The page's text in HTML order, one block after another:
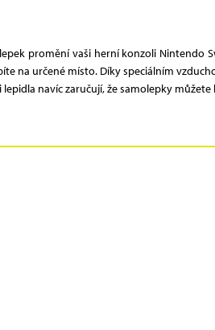
promění vaši herní konzoli Nintendo
na určené místo. Díky speciálním
navíc zaručují, že samolepky